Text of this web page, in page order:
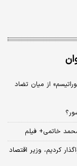
از میان تضاد
خاتمی+ فیلم
کردیم، وزیر اقتصاد